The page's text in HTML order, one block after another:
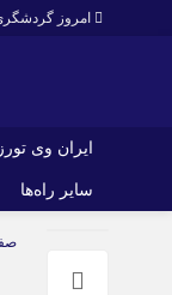
امروز
ایران وی تورز
سایر راه‌ها
شرایط